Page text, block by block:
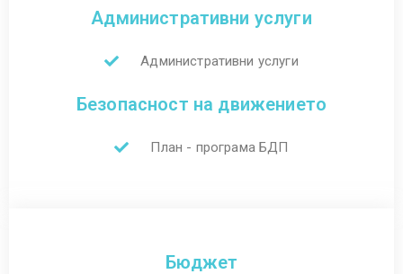
Административни услуги
Административни услуги
Безопасност на движението
План - програма БДП
Бюджет